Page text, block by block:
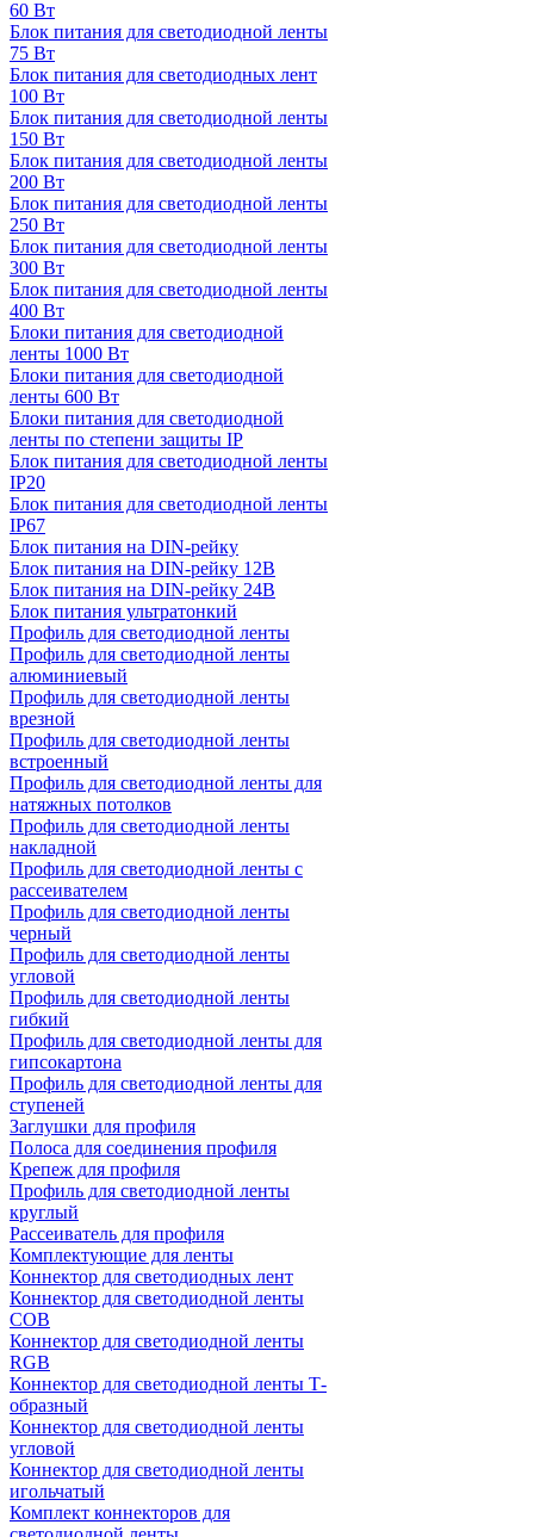
60 Вт
Блок питания для светодиодной ленты
75 Вт
Блок питания для светодиодных лент
100 Вт
Блок питания для светодиодной ленты
150 Вт
Блок питания для светодиодной ленты
200 Вт
Блок питания для светодиодной ленты
250 Вт
Блок питания для светодиодной ленты
300 Вт
Блок питания для светодиодной ленты
400 Вт
Блоки питания для светодиодной
ленты 1000 Вт
Блоки питания для светодиодной
ленты 600 Вт
Блоки питания для светодиодной
ленты по степени защиты IP
Блок питания для светодиодной ленты
IP20
Блок питания для светодиодной ленты
IP67
Блок питания на DIN-рейку
Блок питания на DIN-рейку 12В
Блок питания на DIN-рейку 24В
Блок питания ультратонкий
Профиль для светодиодной ленты
Профиль для светодиодной ленты
алюминиевый
Профиль для светодиодной ленты
врезной
Профиль для светодиодной ленты
встроенный
Профиль для светодиодной ленты для
натяжных потолков
Профиль для светодиодной ленты
накладной
Профиль для светодиодной ленты с
рассеивателем
Профиль для светодиодной ленты
черный
Профиль для светодиодной ленты
угловой
Профиль для светодиодной ленты
гибкий
Профиль для светодиодной ленты для
гипсокартона
Профиль для светодиодной ленты для
ступеней
Заглушки для профиля
Полоса для соединения профиля
Крепеж для профиля
Профиль для светодиодной ленты
круглый
Рассеиватель для профиля
Комплектующие для ленты
Коннектор для светодиодных лент
Коннектор для светодиодной ленты
COB
Коннектор для светодиодной ленты
RGB
Коннектор для светодиодной ленты Т-
образный
Коннектор для светодиодной ленты
угловой
Коннектор для светодиодной ленты
игольчатый
Комплект коннекторов для